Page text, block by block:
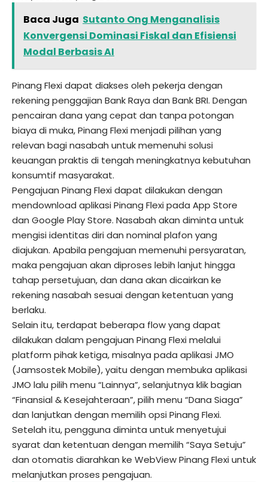
Baca Juga Sutanto Ong Menganalisis
Konvergensi Dominasi Fiskal dan Efisiensi
Modal Berbasis AI
Pinang Flexi dapat diakses oleh pekerja dengan
rekening penggajian Bank Raya dan Bank BRI. Dengan
pencairan dana yang cepat dan tanpa potongan
biaya di muka, Pinang Flexi menjadi pilihan yang
relevan bagi nasabah untuk memenuhi solusi
keuangan praktis di tengah meningkatnya kebutuhan
konsumtif masyarakat.
Pengajuan Pinang Flexi dapat dilakukan dengan
mendownload aplikasi Pinang Flexi pada App Store
dan Google Play Store. Nasabah akan diminta untuk
mengisi identitas diri dan nominal plafon yang
diajukan. Apabila pengajuan memenuhi persyaratan,
maka pengajuan akan diproses lebih lanjut hingga
tahap persetujuan, dan dana akan dicairkan ke
rekening nasabah sesuai dengan ketentuan yang
berlaku.
Selain itu, terdapat beberapa flow yang dapat
dilakukan dalam pengajuan Pinang Flexi melalui
platform pihak ketiga, misalnya pada aplikasi JMO
(Jamsostek Mobile), yaitu dengan membuka aplikasi
JMO lalu pilih menu “Lainnya”, selanjutnya klik bagian
“Finansial & Kesejahteraan”, pilih menu “Dana Siaga”
dan lanjutkan dengan memilih opsi Pinang Flexi.
Setelah itu, pengguna diminta untuk menyetujui
syarat dan ketentuan dengan memilih “Saya Setuju”
dan otomatis diarahkan ke WebView Pinang Flexi untuk
melanjutkan proses pengajuan.